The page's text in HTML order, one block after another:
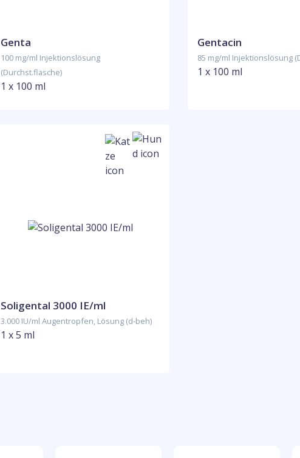
Genta
100 mg/ml Injektionslösung
(Durchst.flasche)
1 x 100 ml
Gentacin
85 mg/ml Injektionslösung
1 x 100 ml
Soligental 3000 IE/ml
3.000 IU/ml Augentropfen, Lösung (d-beh)
1 x 5 ml